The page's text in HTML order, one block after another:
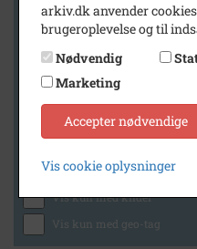
Geografi
Generelt
Vis kun med billeder
Vis kun med lydklip
Vis kun med kilder
Vis kun med geo-tag
arkiv.dk anvender
brugeroplevelse og til
Nødvendig
Marketing
Accepter nødvendige
Vis cookie oplysninger